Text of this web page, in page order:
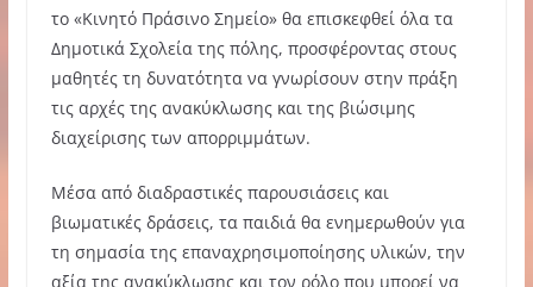
το «Κινητό Πράσινο Σημείο» θα επισκεφθεί όλα τα
Δημοτικά Σχολεία της πόλης, προσφέροντας στους
μαθητές τη δυνατότητα να γνωρίσουν στην πράξη
τις αρχές της ανακύκλωσης και της βιώσιμης
διαχείρισης των απορριμμάτων.
Μέσα από διαδραστικές παρουσιάσεις και
βιωματικές δράσεις, τα παιδιά θα ενημερωθούν για
τη σημασία της επαναχρησιμοποίησης υλικών, την
αξία της ανακύκλωσης και τον ρόλο που μπορεί να